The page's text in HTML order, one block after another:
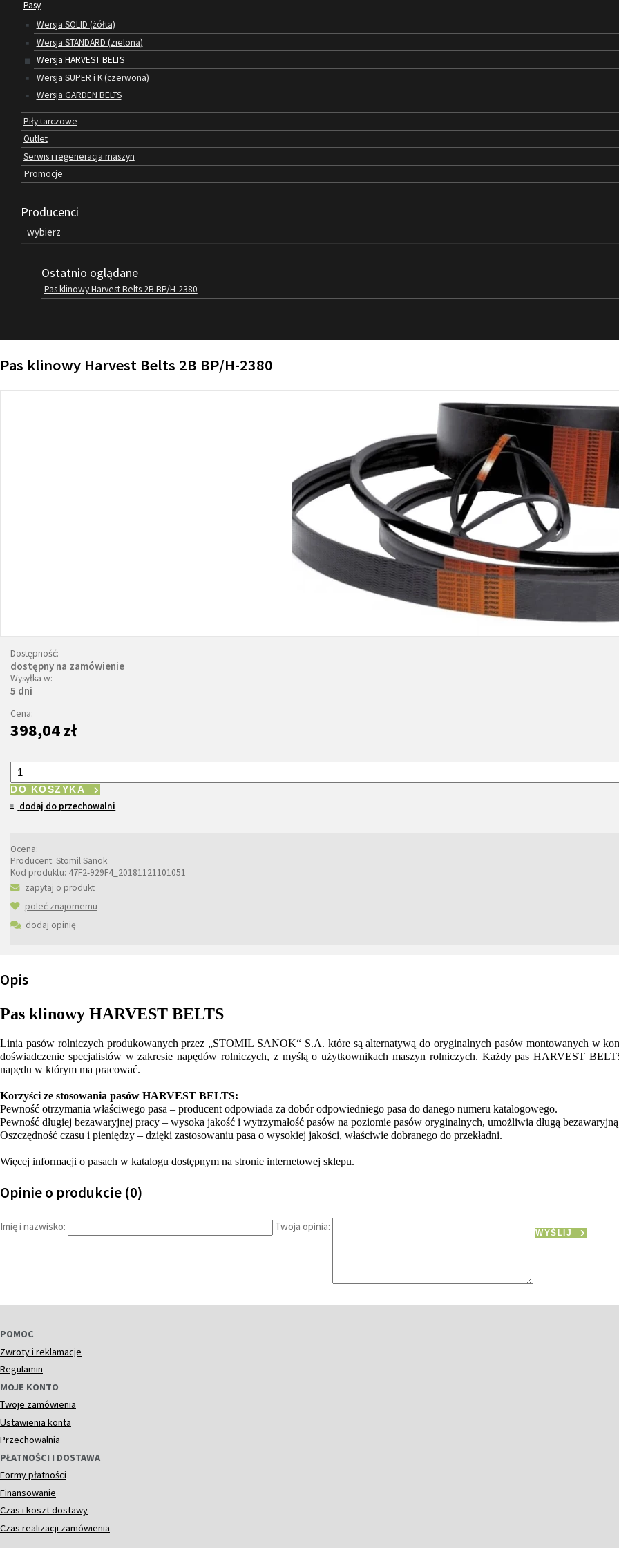
Pasy
Wersja SOLID (żółta)
Wersja STANDARD (zielona)
Wersja HARVEST BELTS
Wersja SUPER i K (czerwona)
Wersja GARDEN BELTS
Piły tarczowe
Outlet
Serwis i regeneracja maszyn
Promocje
Producenci
Ostatnio oglądane
Pas klinowy Harvest Belts 2B BP/H-2380
Pas klinowy Harvest Belts 2B BP/H-2380
Dostępność:
dostępny na zamówienie
Wysyłka w:
5 dni
Cena:
398,04 zł
DO KOSZYKA
dodaj do przechowalni
Ocena:
Producent: Stomil Sanok
Kod produktu: 47F2-929F4_20181121101051
zapytaj o produkt
poleć znajomemu
dodaj opinię
Opis
Pas klinowy HARVEST BELTS
Linia pasów rolniczych produkowanych przez „STOMIL SANOK“ S.A. które są alternatywą do oryginalnych pasów montowanych w
doświadczenie specjalistów w zakresie napędów rolniczych, z myślą o użytkownikach maszyn rolniczych. Każdy pas HARVEST
napędu w którym ma pracować.
Korzyści ze stosowania pasów HARVEST BELTS:
Pewność otrzymania właściwego pasa – producent odpowiada za dobór odpowiedniego pasa do danego numeru katalogowego.
Pewność długiej bezawaryjnej pracy – wysoka jakość i wytrzymałość pasów na poziomie pasów oryginalnych, umożliwia długą bezawaryjną
Oszczędność czasu i pieniędzy – dzięki zastosowaniu pasa o wysokiej jakości, właściwie dobranego do przekładni.
Więcej informacji o pasach w katalogu dostępnym na stronie internetowej sklepu.
Opinie o produkcie (0)
Imię i nazwisko: Twoja opinia: WYŚLIJ
POMOC
Zwroty i reklamacje
Regulamin
MOJE KONTO
Twoje zamówienia
Ustawienia konta
Przechowalnia
PŁATNOŚCI I DOSTAWA
Formy płatności
Finansowanie
Czas i koszt dostawy
Czas realizacji zamówienia